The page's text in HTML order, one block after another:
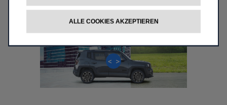
4xe Plug-In-Hybrid das beste beider Welten.
ALLE COOKIES AKZEPTIEREN